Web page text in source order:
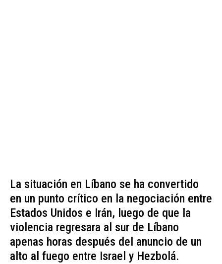
La situación en Líbano se ha convertido
en un punto crítico en la negociación entre
Estados Unidos e Irán, luego de que la
violencia regresara al sur de Líbano
apenas horas después del anuncio de un
alto al fuego entre Israel y Hezbolá.